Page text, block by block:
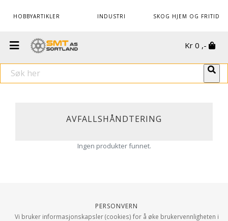
HOBBYARTIKLER INDUSTRI SKOG HJEM OG FRITID
Kr 0 ,-
AVFALLSHÅNDTERING
Ingen produkter funnet.
Personvern
Vi bruker informasjonskapsler (cookies) for å øke brukervennligheten i